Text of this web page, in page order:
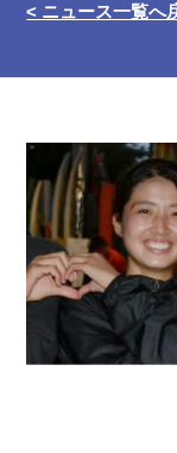
< ニュース一覧へ